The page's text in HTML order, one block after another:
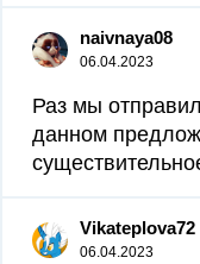
naivnaya08
06.04.2023
Раз мы
данном
Vikateplova72
06.04.2023